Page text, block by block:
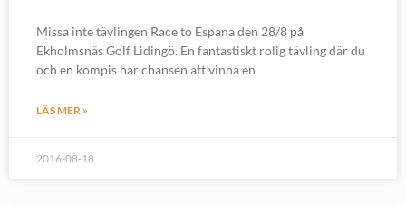
Missa inte tävlingen Race to Espana den 28/8 på
Ekholmsnäs Golf Lidingö. En fantastiskt rolig tävling där du
och en kompis har chansen att vinna en
LÄS MER »
2016-08-18